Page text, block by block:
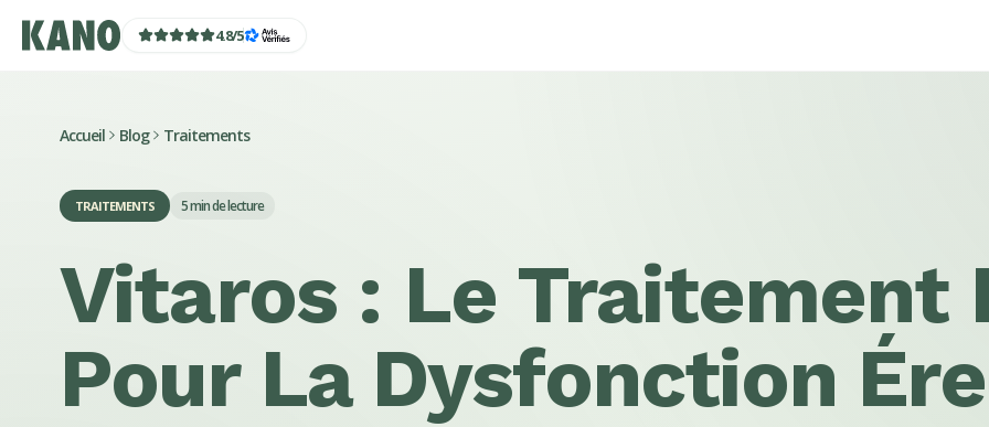
4.8/5
Accueil Blog Traitements
TRAITEMENTS 5min de lecture
Vitaros : Le Traitement
Pour La Dysfonction